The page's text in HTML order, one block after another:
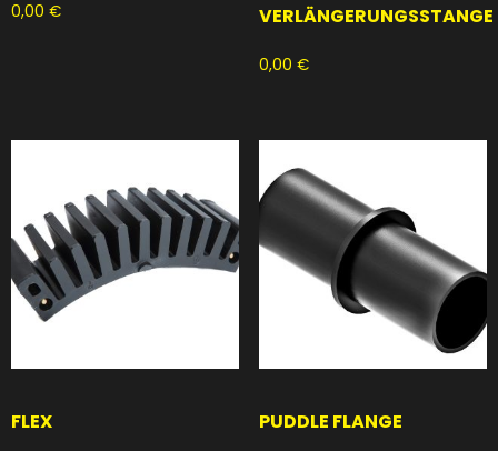
0,00 € VERLÄNGERUNGSSTANGE
0,00 €
FLEX PUDDLE FLANGE